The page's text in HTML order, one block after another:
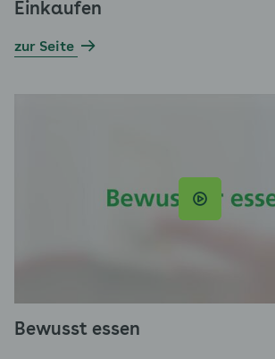
Einkaufen
zur Seite
Bewusst essen